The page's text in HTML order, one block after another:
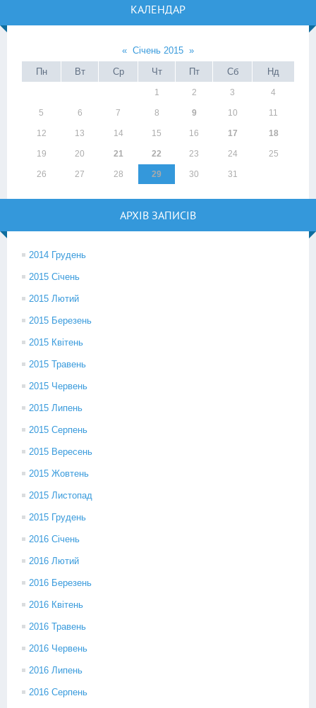
КАЛЕНДАР
« Січень 2015 »
Пн
Вт Ср Чт Пт Сб Нд
1 2 3 4
5 6 7 8 9 10 11
12 13 14 15 16 17 18
19 20 21 22 23 24 25
26 27 28 29 30 31
АРХІВ ЗАПИСІВ
2014 Грудень
2015 Січень
2015 Лютий
2015 Березень
2015 Квітень
2015 Травень
2015 Червень
2015 Липень
2015 Серпень
2015 Вересень
2015 Жовтень
2015 Листопад
2015 Грудень
2016 Січень
2016 Лютий
2016 Березень
2016 Квітень
2016 Травень
2016 Червень
2016 Липень
2016 Серпень